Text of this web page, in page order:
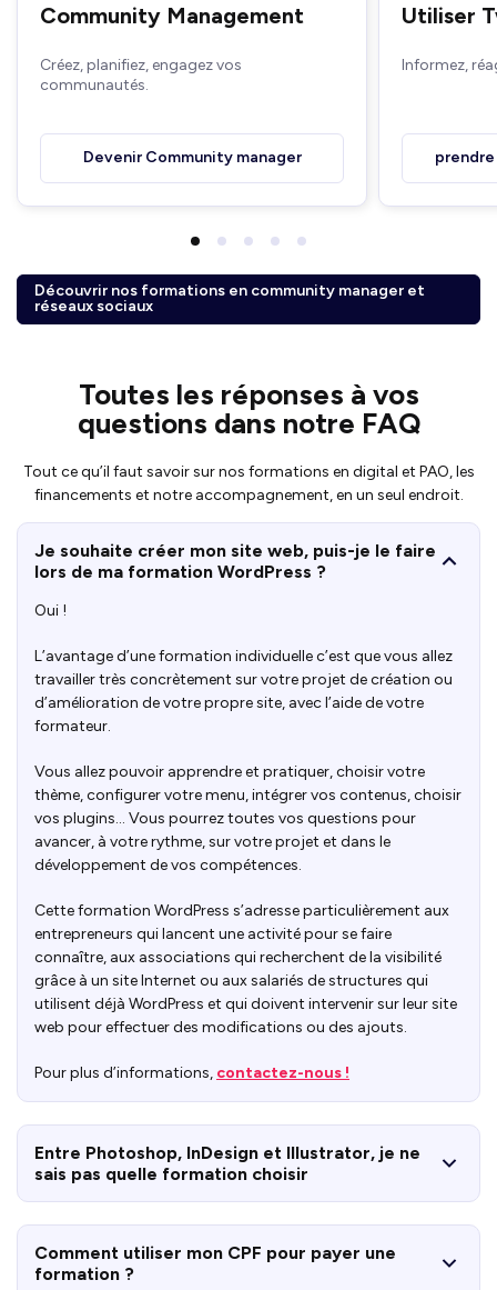
Community Management
Créez, planifiez, engagez vos
communautés.
Devenir Community manager
Utiliser
Informez,
Découvrir nos formations en community manager et
réseaux sociaux
Toutes les réponses à vos
questions dans notre FAQ
Tout ce qu’il faut savoir sur nos formations en digital et PAO, les
financements et notre accompagnement, en un seul endroit.
Je souhaite créer mon site web, puis-je le faire
lors de ma formation WordPress ?
Oui !
L’avantage d’une formation individuelle c’est que vous allez
travailler très concrètement sur votre projet de création ou
d’amélioration de votre propre site, avec l’aide de votre
formateur.
Vous allez pouvoir apprendre et pratiquer, choisir votre
thème, configurer votre menu, intégrer vos contenus, choisir
vos plugins… Vous pourrez toutes vos questions pour
avancer, à votre rythme, sur votre projet et dans le
développement de vos compétences.
Cette formation WordPress s’adresse particulièrement aux
entrepreneurs qui lancent une activité pour se faire
connaître, aux associations qui recherchent de la visibilité
grâce à un site Internet ou aux salariés de structures qui
utilisent déjà WordPress et qui doivent intervenir sur leur site
web pour effectuer des modifications ou des ajouts.
Pour plus d’informations, contactez-nous !
Entre Photoshop, InDesign et Illustrator, je ne
sais pas quelle formation choisir
Comment utiliser mon CPF pour payer une
formation ?